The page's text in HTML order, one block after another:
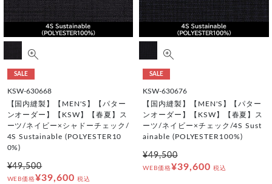
SALE
KSW-630668
【国内縫製】【MEN'S】【パター
ンオーダー】【KSW】【春夏】ス
ーツ/ネイビー×シャドーチェック/
4S Sustainable (POLYESTER10
0%)
¥49,500
WEB価格¥39,600 税込
SALE
KSW-630676
【国内縫製】【MEN'S】【パター
ンオーダー】【KSW】【春夏】ス
ーツ/ネイビー×チェック/4S Sust
ainable (POLYESTER100%)
¥49,500
WEB価格¥39,600 税込